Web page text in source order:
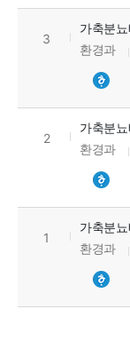
3
가축분
환경과
2
가축분
환경과
1
가축분
환경과